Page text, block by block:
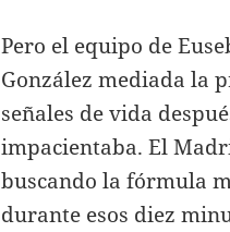
Pero el equipo de
González mediada la
señales de vida
impacientaba. El
buscando la fórmula
durante esos diez